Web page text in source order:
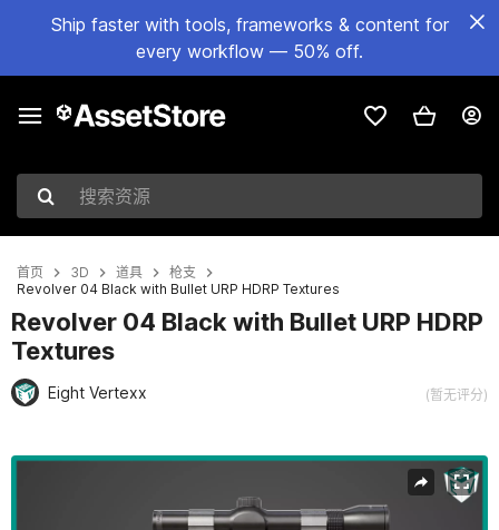
Ship faster with tools, frameworks & content for
every workflow — 50% off.
搜索资源
首页 3D 道具
枪支
Revolver 04 Black with Bullet URP HDRP Textures
Revolver 04 Black with Bullet URP HDRP
Textures
Eight Vertexx (暂无评分)
当前幻灯片：1 / 26